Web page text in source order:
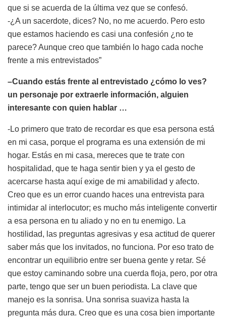
que si se acuerda de la última vez que se confesó.
-¿A un sacerdote, dices? No, no me acuerdo. Pero esto
que estamos haciendo es casi una confesión ¿no te
parece? Aunque creo que también lo hago cada noche
frente a mis entrevistados”
–Cuando estás frente al entrevistado ¿cómo l o ves?
un personaje por extraerle información, alguien
interesante con quien hablar …
-Lo primero que trato de recordar es que esa persona está
en mi casa, porque el programa es una extensión de mi
hogar. Estás en mi casa, mereces que te trate con
hospitalidad, que te haga sentir bien y ya el gesto de
acercarse hasta aquí exige de mi amabilidad y afecto.
Creo que es un error cuando haces una entrevista para
intimidar al interlocutor; es mucho más inteligente convertir
a esa persona en tu aliado y no en tu enemigo. La
hostilidad, las preguntas agresivas y esa actitud de querer
saber más que los invitados, no funciona. Por eso trato de
encontrar un equilibrio entre ser buena gente y retar. Sé
que estoy caminando sobre una cuerda floja, pero, por otra
parte, tengo que ser un buen periodista. La clave que
manejo es la sonrisa. Una sonrisa suaviza hasta la
pregunta más dura. Creo que es una cosa bien importante